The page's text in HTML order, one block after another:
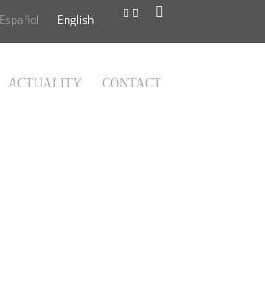
Español English
ACTUALITY CONTACT